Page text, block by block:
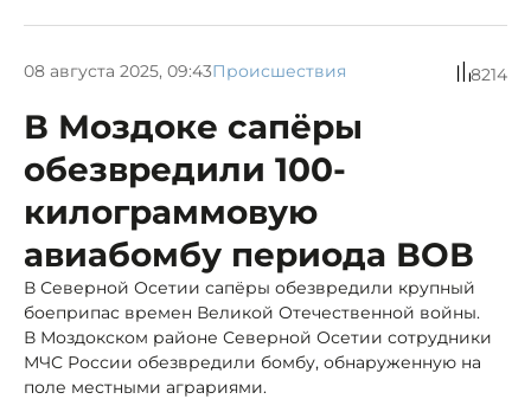
08 августа 2025, 09:43Происшествия 8214
В Моздоке сапёры
обезвредили 100-
килограммовую
авиабомбу периода ВОВ
В Северной Осетии сапёры обезвредили крупный
боеприпас времен Великой Отечественной войны.
В Моздокском районе Северной Осетии сотрудники
МЧС России обезвредили бомбу, обнаруженную на
поле местными аграриями.